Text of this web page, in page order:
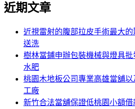
章:
關
近期文章
近視雷射的腹部拉皮手術最大
送洗
樹林當鋪申辦包裝機械與燈具
水肥
桃園木地板公司專業高雄當舖
工廠
新竹合法當舖保證低桃園小額